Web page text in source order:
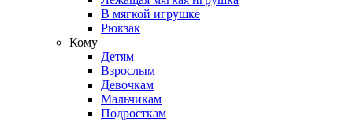
В мягкой игрушке
Рюкзак
Кому
Детям
Взрослым
Девочкам
Мальчикам
Подросткам